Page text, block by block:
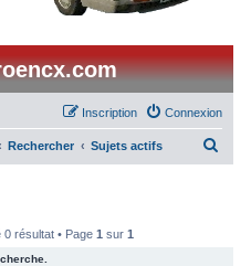
Connexion
Inscription
Rechercher Sujets actifs
0 résultat • Page1 sur1